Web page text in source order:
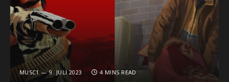
MUSC1 9. JULI 2023 4 MINS READ